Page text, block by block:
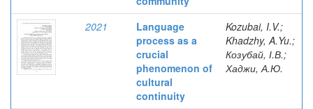
2021
Language
process as a
crucial
phenomenon of
cultural
continuity
Kozubai, I.V.;
Khadzhy, A.Yu.;
Козубай, І.В.;
Хаджи, А.Ю.